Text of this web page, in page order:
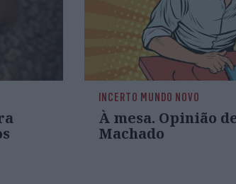
INCERTO MUNDO NOVO
À mesa. Opinião
Machado